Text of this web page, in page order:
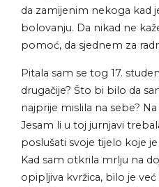
da zamijenim nekoga kad
bolovanju. Da nikad ne
pomoć, da sjednem za
Pitala sam se tog 17.
drugačije? Što bi bilo da
najprije mislila na sebe?
Jesam li u toj jurnjavi
poslušati svoje tijelo koje
Kad sam otkrila mrlju na
opipljiva kvržica, bilo je